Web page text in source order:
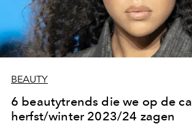
BEAUTY
6 beautytrends die we op de
herfst/winter 2023/24 zagen